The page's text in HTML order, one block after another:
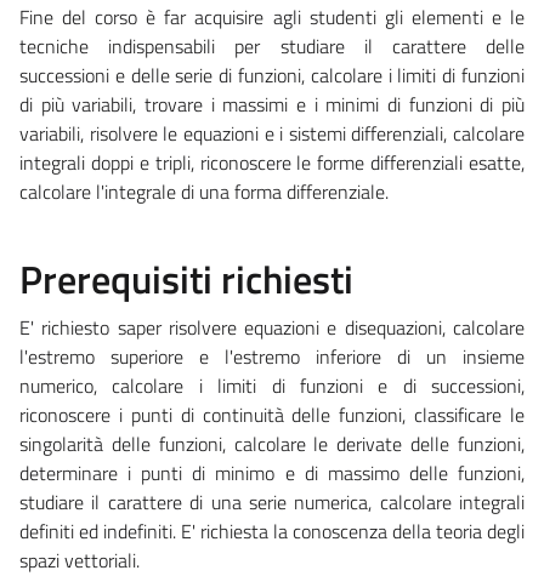
Fine del corso è far acquisire agli studenti gli elementi e le
tecniche indispensabili per studiare il carattere delle
successioni e delle serie di funzioni, calcolare i limiti di funzioni
di più variabili, trovare i massimi e i minimi di funzioni di più
variabili, risolvere le equazioni e i sistemi differenziali, calcolare
integrali doppi e tripli, riconoscere le forme differenziali esatte,
calcolare l'integrale di una forma differenziale.
Prerequisiti richiesti
E' richiesto saper risolvere equazioni e disequazioni, calcolare
l'estremo superiore e l'estremo inferiore di un insieme
numerico, calcolare i limiti di funzioni e di successioni,
riconoscere i punti di continuità delle funzioni, classificare le
singolarità delle funzioni, calcolare le derivate delle funzioni,
determinare i punti di minimo e di massimo delle funzioni,
studiare il carattere di una serie numerica, calcolare integrali
definiti ed indefiniti. E' richiesta la conoscenza della teoria degli
spazi vettoriali.